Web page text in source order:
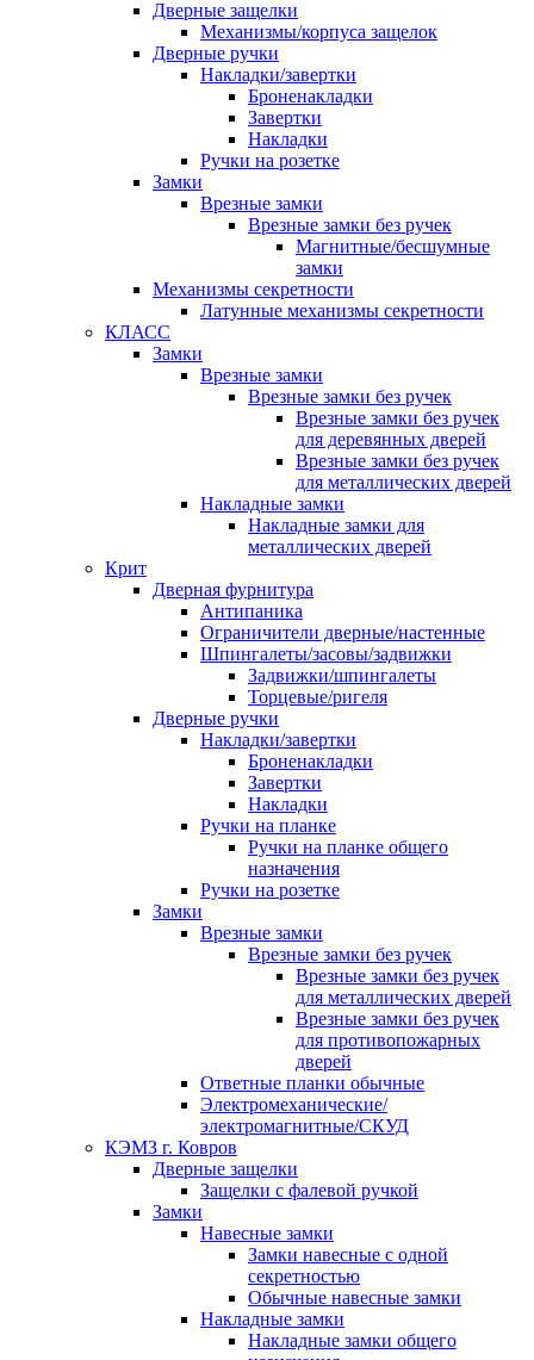
Дверные защелки
Механизмы/корпуса защелок
Дверные ручки
Накладки/завертки
Броненакладки
Завертки
Накладки
Ручки на розетке
Замки
Врезные замки
Врезные замки без ручек
Магнитные/бесшумные
замки
Механизмы секретности
Латунные механизмы секретности
КЛАСС
Замки
Врезные замки
Врезные замки без ручек
Врезные замки без ручек
для деревянных дверей
Врезные замки без ручек
для металлических дверей
Накладные замки
Накладные замки для
металлических дверей
Крит
Дверная фурнитура
Антипаника
Ограничители дверные/настенные
Шпингалеты/засовы/задвижки
Задвижки/шпингалеты
Торцевые/ригеля
Дверные ручки
Накладки/завертки
Броненакладки
Завертки
Накладки
Ручки на планке
Ручки на планке общего
назначения
Ручки на розетке
Замки
Врезные замки
Врезные замки без ручек
Врезные замки без ручек
для металлических дверей
Врезные замки без ручек
для противопожарных
дверей
Ответные планки обычные
Электромеханические/
электромагнитные/СКУД
КЭМЗ г. Ковров
Дверные защелки
Защелки с фалевой ручкой
Замки
Навесные замки
Замки навесные с одной
секретностью
Обычные навесные замки
Накладные замки
Накладные замки общего